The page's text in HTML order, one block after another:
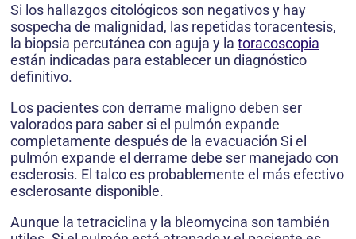
Si los hallazgos citológicos son negativos y hay
sospecha de malignidad, las repetidas toracentesis,
la biopsia percutánea con aguja y la toracoscopia
están indicadas para establecer un diagnóstico
definitivo.
Los pacientes con derrame maligno deben ser
valorados para saber si el pulmón expande
completamente después de la evacuación Si el
pulmón expande el derrame debe ser manejado con
esclerosis. El talco es probablemente el más efectivo
esclerosante disponible.
Aunque la tetraciclina y la bleomycina son también